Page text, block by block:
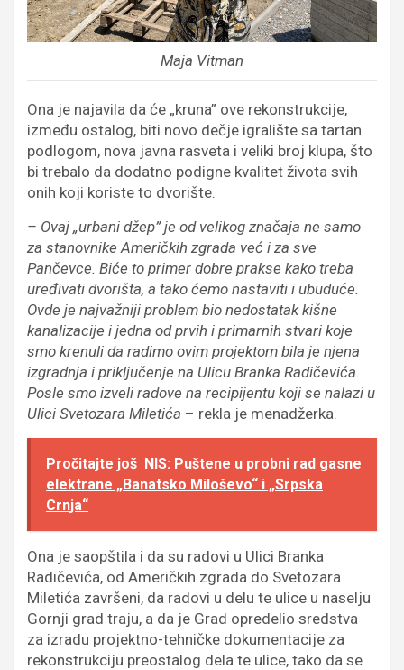
Maja Vitman
Ona je najavila da će „kruna” ove rekonstrukcije,
između ostalog, biti novo dečje igralište sa tartan
podlogom, nova javna rasveta i veliki broj klupa, što
bi trebalo da dodatno podigne kvalitet života svih
onih koji koriste to dvorište.
– Ovaj „urbani džep” je od velikog značaja ne samo
za stanovnike Američkih zgrada već i za sve
Pančevce. Biće to primer dobre prakse kako treba
uređivati dvorišta, a tako ćemo nastaviti i ubuduće.
Ovde je najvažniji problem bio nedostatak kišne
kanalizacije i jedna od prvih i primarnih stvari koje
smo krenuli da radimo ovim projektom bila je njena
izgradnja i priključenje na Ulicu Branka Radičevića.
Posle smo izveli radove na recipijentu koji se nalazi u
Ulici Svetozara Miletića – rekla je menadžerka.
Pročitajte još NIS: Puštene u probni rad gasne
elektrane „Banatsko Miloševo“ i „Srpska
Crnja“
Ona je saopštila i da su radovi u Ulici Branka
Radičevića, od Američkih zgrada do Svetozara
Miletića završeni, da radovi u delu te ulice u naselju
Gornji grad traju, a da je Grad opredelio sredstva
za izradu projektno-tehničke dokumentacije za
rekonstrukciju preostalog dela te ulice, tako da se